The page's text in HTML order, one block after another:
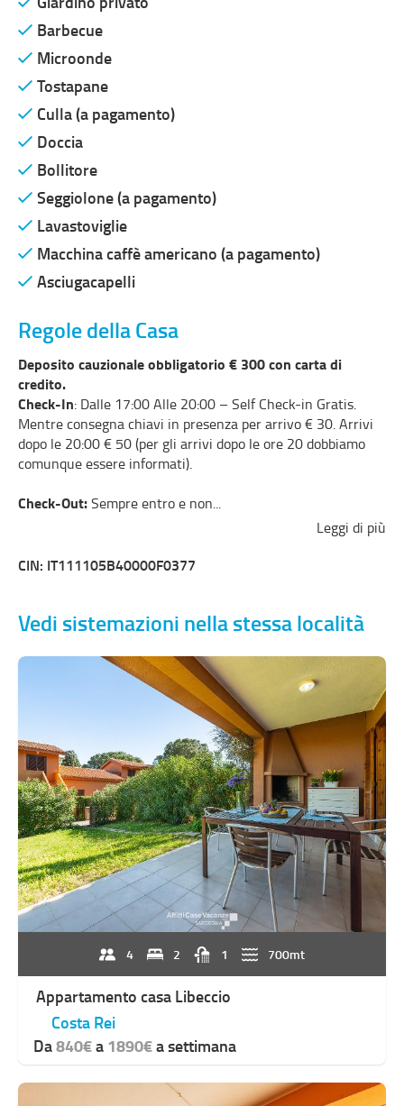
Barbecue
Microonde
Tostapane
Culla (a pagamento)
Doccia
Bollitore
Seggiolone (a pagamento)
Lavastoviglie
Macchina caffè americano (a pagamento)
Asciugacapelli
Regole della Casa
Deposito cauzionale obbligatorio € 300 con carta di
credito.
Check-In: Dalle 17:00 Alle 20:00 – Self Check-in Gratis.
Mentre consegna chiavi in presenza per arrivo € 30. Arrivi
dopo le 20:00 € 50 (per gli arrivi dopo le ore 20 dobbiamo
comunque essere informati).
Check-Out:Sempre entro e non...
Leggi di più
CIN: IT111105B40000F0377
Vedi sistemazioni nella stessa località
4 2 1 700mt
Appartamento casa Libeccio
Costa Rei
Da840€a1890€a settimana